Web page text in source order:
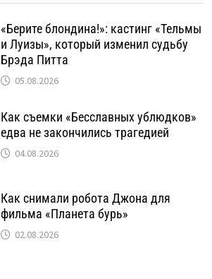
«Берите блондина!»: кастинг «Тельмы
и Луизы», который изменил судьбу
Брэда Питта
05.08.2026
Как съемки «Бесславных ублюдков»
едва не закончились трагедией
04.08.2026
Как снимали робота Джона для
фильма «Планета бурь»
02.08.2026